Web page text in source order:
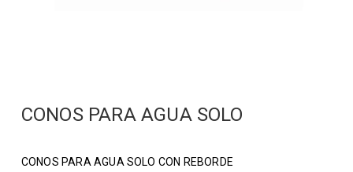
CONOS PARA AGUA SOLO
CONOS PARA AGUA SOLO CON REBORDE